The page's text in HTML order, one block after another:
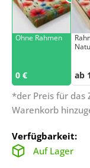
Ohne Rahmen
0 € ab
*der Preis für das
Warenkorb
Verfügbarkeit:
Auf Lager